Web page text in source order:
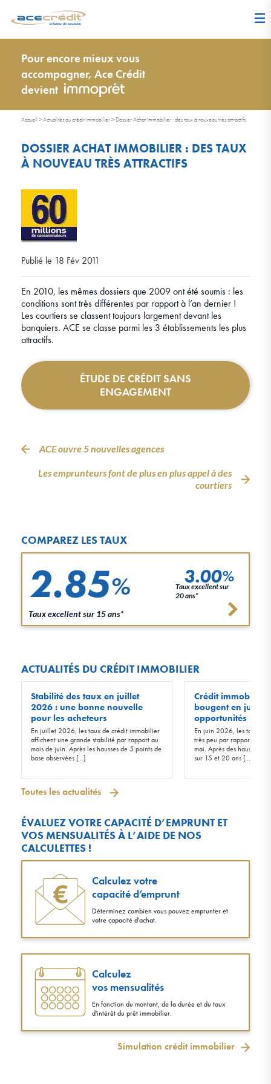
Pour encore mieux vous
accompagner, Ace Crédit
devient
Accueil >Actualités du crédit immobilier> Dossier Achat Immobilier : des taux à nouveau très attractifs
DOSSIER ACHAT IMMOBILIER : DES TAUX
À NOUVEAU TRÈS ATTRACTIFS
Publié le 18 Fév 2011
En 2010, les mêmes dossiers que 2009 ont été soumis : les
conditions sont très différentes par rapport à l’an dernier !
Les courtiers se classent toujours largement devant les
banquiers. ACE se classe parmi les 3 établissements les plus
attractifs.
ÉTUDE DE CRÉDIT SANS
ENGAGEMENT
ACE ouvre 5 nouvelles agences
Les emprunteurs font de plus en plus appel à des
courtiers
COMPAREZ LES TAUX
2.85%
Taux excellent sur 15 ans*
3.00%
Taux excellent sur
20 ans*
ACTUALITÉS DU CRÉDIT IMMOBILIER
Stabilité des taux en juillet
2026 : une bonne nouvelle
pour les acheteurs
En juillet 2026, les taux de crédit immobilier
affichent une grande stabilité par rapport au
mois de juin. Après les hausses de 5 points de
base observées […]
Crédit immobilier
bougent en juin
opportunités !
En juin 2026, les taux
très peu par rapport à
mai. Après des hausses
sur 15 et 20 ans […]
Toutes les actualités
ÉVALUEZ VOTRE CAPACITÉ D’EMPRUNT ET
VOS MENSUALITÉS À L’AIDE DE NOS
CALCULETTES !
Calculez votre
capacité d’emprunt
Déterminez combien vous pouvez emprunter et
votre capacité d'achat.
Calculez
vos mensualités
En fonction du montant, de la durée et du taux
d'intérêt du prêt immobilier.
Simulation crédit immobilier